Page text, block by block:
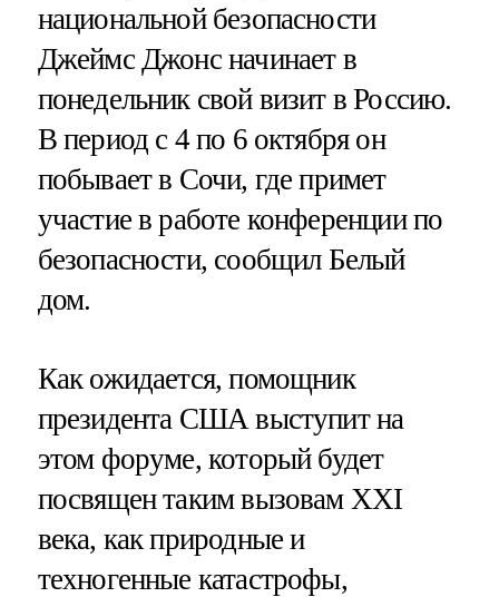
национальной безопасности
Джеймс Джонс начинает в
понедельник свой визит в Россию.
В период с 4 по 6 октября он
побывает в Сочи, где примет
участие в работе конференции по
безопасности, сообщил Белый
дом.
Как ожидается, помощник
президента США выступит на
этом форуме, который будет
посвящен таким вызовам XXI
века, как природные и
техногенные катастрофы,